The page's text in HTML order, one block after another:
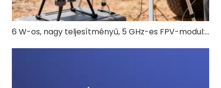
6 W-os, nagy teljesítményű, 5 GHz-es FPV-modul: RTL8812EU-CG a nagy hatótávolságú drone FPV-hez